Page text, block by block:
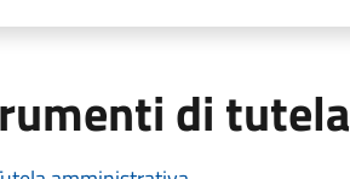
di tutela